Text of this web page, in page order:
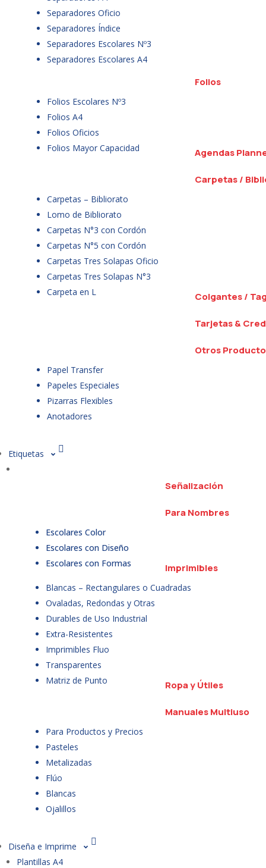
Separadores Oficio
Separadores Índice
Separadores Escolares Nº3
Separadores Escolares A4
Folios
Folios Escolares Nº3
Folios A4
Folios Oficios
Folios Mayor Capacidad
Agendas
Carpetas /
Carpetas – Bibliorato
Lomo de Bibliorato
Carpetas N°3 con Cordón
Carpetas N°5 con Cordón
Carpetas Tres Solapas Oficio
Carpetas Tres Solapas N°3
Carpeta en L
Colgantes /
Tarjetas &
Otros
Papel Transfer
Papeles Especiales
Pizarras Flexibles
Anotadores
Etiquetas
Señalización
Para Nombres
Escolares Color
Escolares con Diseño
Escolares con Formas
Imprimibles
Blancas – Rectangulares o Cuadradas
Ovaladas, Redondas y Otras
Durables de Uso Industrial
Extra-Resistentes
Imprimibles Fluo
Transparentes
Matriz de Punto
Ropa y Útiles
Manuales Multiuso
Para Productos y Precios
Pasteles
Metalizadas
Flúo
Blancas
Ojalillos
Diseña e Imprime
Plantillas A4